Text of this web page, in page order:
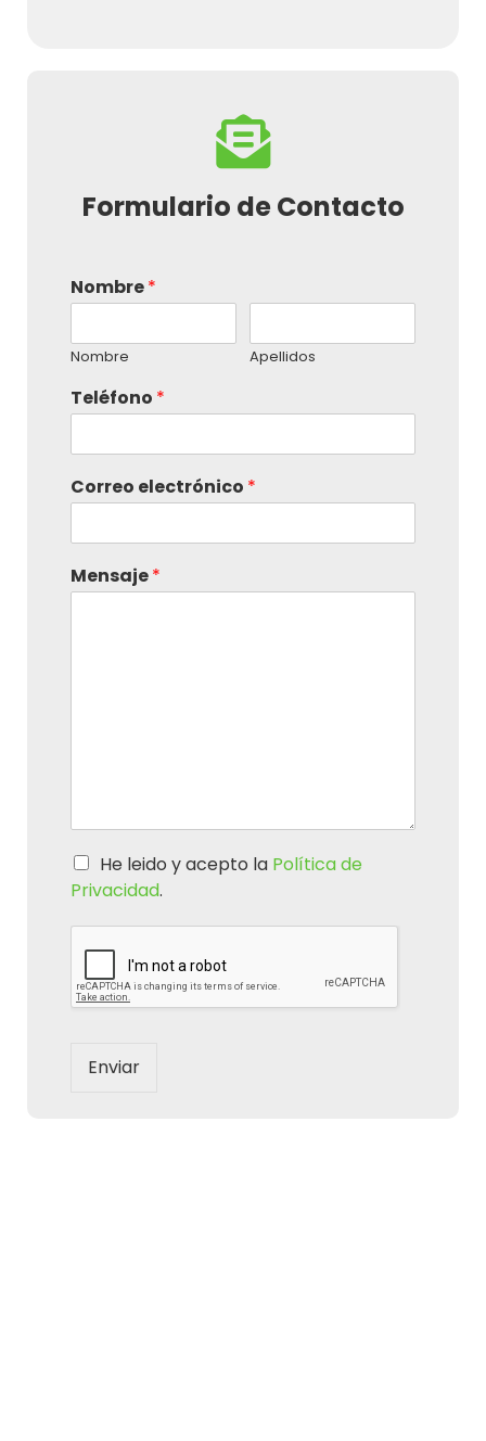
Formulario de Contacto
Nombre*
Nombre Apellidos
Teléfono *
Correo electrónico *
Mensaje*
He leido y acepto la Política de
Privacidad.
Enviar